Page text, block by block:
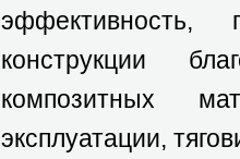
эффективность,
конструкции
композитных
эксплуатации,